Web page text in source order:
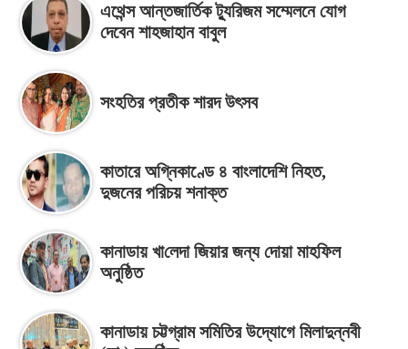
এথেন্স আন্তজার্তিক ট্যুরিজম সম্মেলনে যোগ
দেবেন শাহজাহান বাবুল
সংহতির প্রতীক শারদ উৎসব
কাতারে অগ্নিকাণ্ডে ৪ বাংলাদেশি নিহত,
দুজনের পরিচয় শনাক্ত
কানাডায় খা‌লেদা জিয়ার জন্য দোয়া মাহফিল
অনু‌ষ্ঠিত
কানাডায় চট্টগ্রাম সমিতির উদ্যোগে মিলাদুন্নবী